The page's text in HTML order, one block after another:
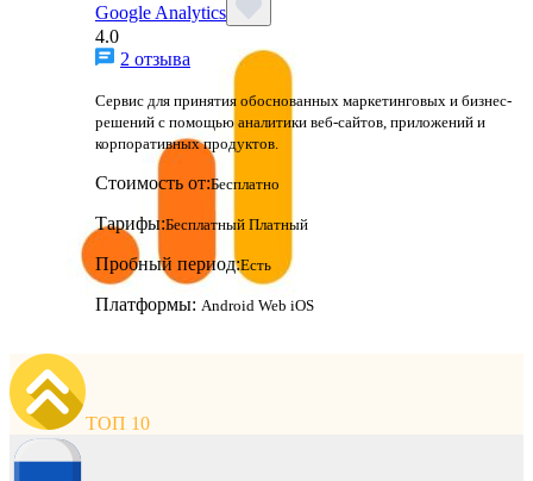
Google Analytics
4.0
2 отзыва
Сервис для принятия обоснованных маркетинговых и бизнес-
решений с помощью аналитики веб-сайтов, приложений и
корпоративных продуктов.
Стоимость от:Бесплатно
Тарифы:Бесплатный Платный
Пробный период:Есть
Платформы: Android Web iOS
ТОП 10